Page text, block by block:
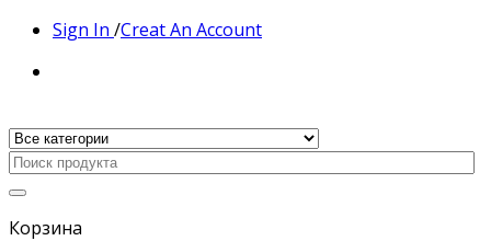
Sign In /Creat An Account
Корзина